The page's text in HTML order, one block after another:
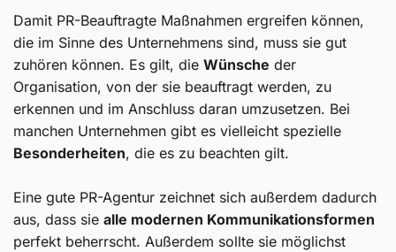
Damit PR-Beauftragte Maßnahmen ergreifen können,
die im Sinne des Unternehmens sind, muss sie gut
zuhören können. Es gilt, die Wünsche der
Organisation, von der sie beauftragt werden, zu
erkennen und im Anschluss daran umzusetzen. Bei
manchen Unternehmen gibt es vielleicht spezielle
Besonderheiten, die es zu beachten gilt.
Eine gute PR-Agentur zeichnet sich außerdem dadurch
aus, dass sie alle modernen Kommunikationsformen
perfekt beherrscht. Außerdem sollte sie möglichst